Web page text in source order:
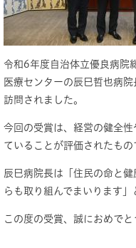
令和6年度自治体立優良病院
医療センターの辰巳哲也病
訪問されました。
今回の受賞は、経営の健全
ていることが評価されたもの
辰巳病院長は「住民の命と
らも取り組んでまいります」
この度の受賞、誠におめでと